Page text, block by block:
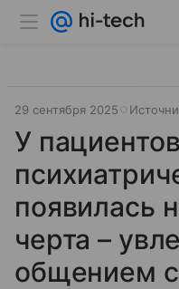
29 сентября 2025
У пациентов
появилась
черта –
общением